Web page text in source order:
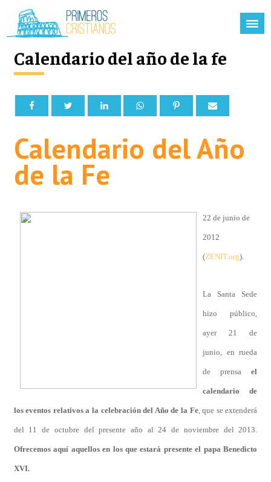
Calendario del año de la fe
Calendario del Año
de la Fe
22 de junio de
2012
(ZENIT.org).
La Santa Sede
hizo público,
ayer 21 de
junio, en rueda
de prensael
calendario de
los eventos relativos a la celebración del Año de la Fe, que se extenderá
del 11 de octubre del presente año al 24 de noviembre del 2013.
Ofrecemos aquí aquellos en los que estará presente el papa Benedicto
XVI.